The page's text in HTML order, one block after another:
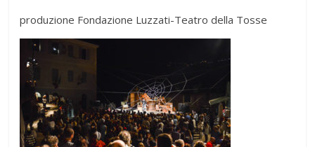
produzione Fondazione Luzzati-Teatro della Tosse